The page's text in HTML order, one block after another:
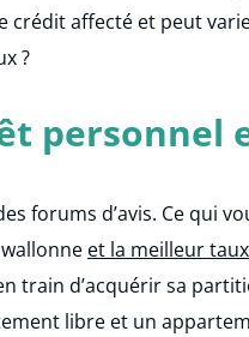
crédit affecté et peut
?
personnel
forums d’avis. Ce qui
et la meilleur
train d’acquérir sa
libre et un